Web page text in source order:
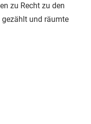
zu Recht zu den
und räumte